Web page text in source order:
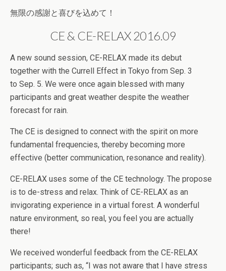
無限の感謝と喜びを込めて！
CE & CE-RELAX 2016.09
A new sound session, CE-RELAX made its debut
together with the Currell Effect in Tokyo from Sep. 3
to Sep. 5. We were once again blessed with many
participants and great weather despite the weather
forecast for rain.
The CE is designed to connect with the spirit on more
fundamental frequencies, thereby becoming more
effective (better communication, resonance and reality).
CE-RELAX uses some of the CE technology. The propose
is to de-stress and relax. Think of CE-RELAX as an
invigorating experience in a virtual forest. A wonderful
nature environment, so real, you feel you are actually
there!
We received wonderful feedback from the CE-RELAX
participants; such as, “I was not aware that I have stress